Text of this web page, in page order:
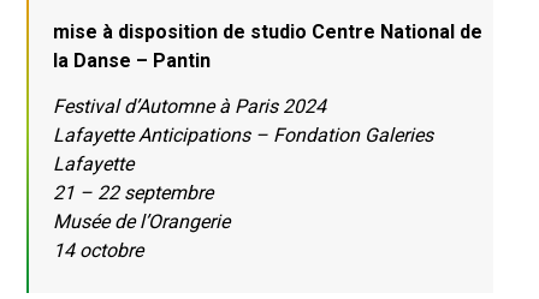
mise à disposition de studio Centre National de
la Danse – Pantin
Festival d’Automne à Paris 2024
Lafayette Anticipations – Fondation Galeries
Lafayette
21 – 22 septembre
Musée de l’Orangerie
14 octobre